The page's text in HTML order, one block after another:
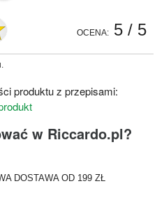
OCENA: 5 / 5
produktu z przepisami:
w Riccardo.pl?
DOSTAWA OD 199 ZŁ